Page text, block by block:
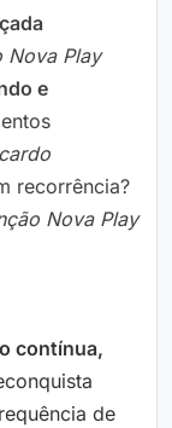
Nova Play
e
recorrência?
Nova Play
contínua,
de